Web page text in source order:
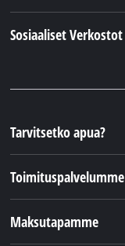
Sosiaaliset Verkostot
Tarvitsetko apua?
Toimituspalvelumme
Maksutapamme